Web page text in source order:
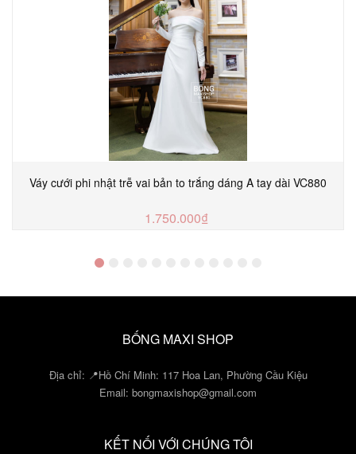
Váy cưới phi nhật trễ vai bản to trắng dáng A tay dài VC880
1.750.000₫
BỐNG MAXI SHOP
Địa chỉ: 📍Hồ Chí Minh: 117 Hoa Lan, Phường Cầu Kiệu
Email: bongmaxishop@gmail.com
KẾT NỐI VỚI CHÚNG TÔI